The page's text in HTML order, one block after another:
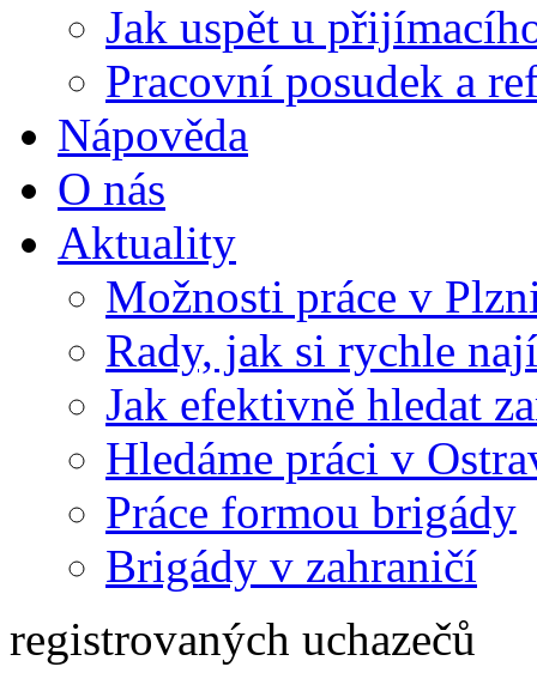
Jak uspět u
Pracovní posudek a
Nápověda
O nás
Aktuality
Možnosti práce v
Rady, jak si rychle
Jak efektivně hledat
Hledáme práci v
Práce formou brigády
Brigády v zahraničí
registrovaných uchazečů